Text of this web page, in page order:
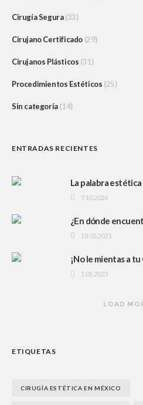
Cirugía Segura(33)
Cirujano Certificado (29)
Cirujanos Plásticos (31)
Procedimientos Estéticos (25)
Sin categoría(14)
ENTRADAS RECIENTES
La palabra
7.10.2024
¿En dónde
18.02.2023
¡No le mientas a
1.01.2023
LOAD
ETIQUETAS
CIRUGÍA ESTÉTICA EN MÉXICO